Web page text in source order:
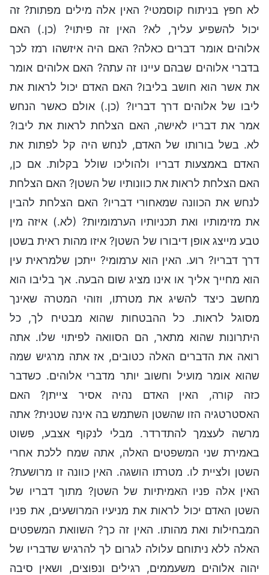
לא חפץ בניתוח קוסמטי? האין אלה מילים מפתות? זה
יכול להשפיע עליך, לא? האין זה פיתוי? (כן.) האם
אלוהים אומר דברים כאלה? האם היה איזשהו רמז לכך
בדברי אלוהים שבהם עיינו זה עתה? האם אלוהים אומר
את אשר הוא חושב בליבו? האם האדם יכול לראות את
ליבו של אלוהים דרך דבריו? (כן.) אולם כאשר הנחש
אמר את דבריו לאישה, האם הצלחת לראות את ליבו?
לא. בשל בורותו של האדם, לנחש היה קל לפתות את
האדם באמצעות דבריו ולהוליכו שולל בקלות. אם כן,
האם הצלחת לראות את כוונותיו של השטן? האם הצלחת
לנחש את הכוונה שמאחורי דבריו? האם הצלחת להבין
את מזימותיו ואת תכניותיו הערמומיות? (לא.) איזה מין
טבע מייצג אופן דיבורו של השטן? איזו מהות ראית בשטן
דרך דבריו? רוע. האין הוא ערמומי? ייתכן שלמראית עין
הוא מחייך אליך או אינו מציג שום הבעה. אך בליבו הוא
מחשב כיצד להשיג את מטרתו, וזוהי המטרה שאינך
מסוגל לראות. כל ההבטחות שהוא מבטיח לך, כל
היתרונות שהוא מתאר, הם הסוואה לפיתוי שלו. אתה
רואה את הדברים האלה כטובים, אז אתה מרגיש שמה
שהוא אומר מועיל וחשוב יותר מדברי אלוהים. כשדבר
כזה קורה, האין האדם נהיה אסיר צייתן? האם
האסטרטגיה הזו שהשטן השתמש בה אינה שטנית? אתה
מרשה לעצמך להתדרדר. מבלי לנקוף אצבע, פשוט
באמירת שני המשפטים האלה, אתה שמח ללכת אחרי
השטן ולציית לו. מטרתו הושגה. האין כוונה זו מרושעת?
האין אלה פניו האמיתיות של השטן? מתוך דבריו של
השטן האדם יכול לראות את מניעיו המרושעים, את פניו
המבחילות ואת מהותו. האין זה כך? השוואת המשפטים
האלה ללא ניתוחם עלולה לגרום לך להרגיש שדבריו של
יהוה אלוהים משעממים, רגילים ונפוצים, ושאין סיבה